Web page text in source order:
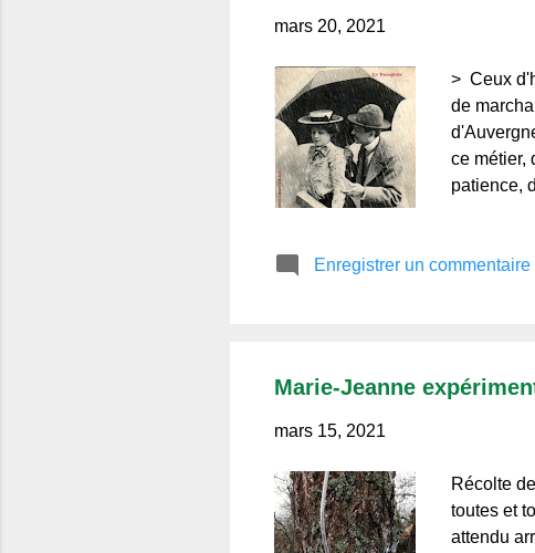
mars 20, 2021
> Ceux
de
ce métier,
patience,
Enregistrer un commentaire
Marie-Jeanne
mars 15, 2021
Récolte
toutes et
attendu